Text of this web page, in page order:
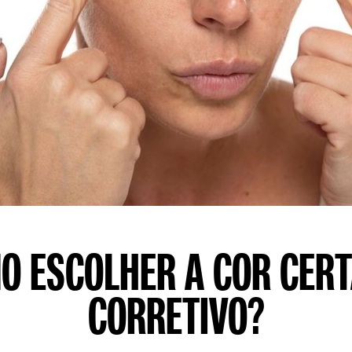
ESCOLHER A COR
CORRETIVO?